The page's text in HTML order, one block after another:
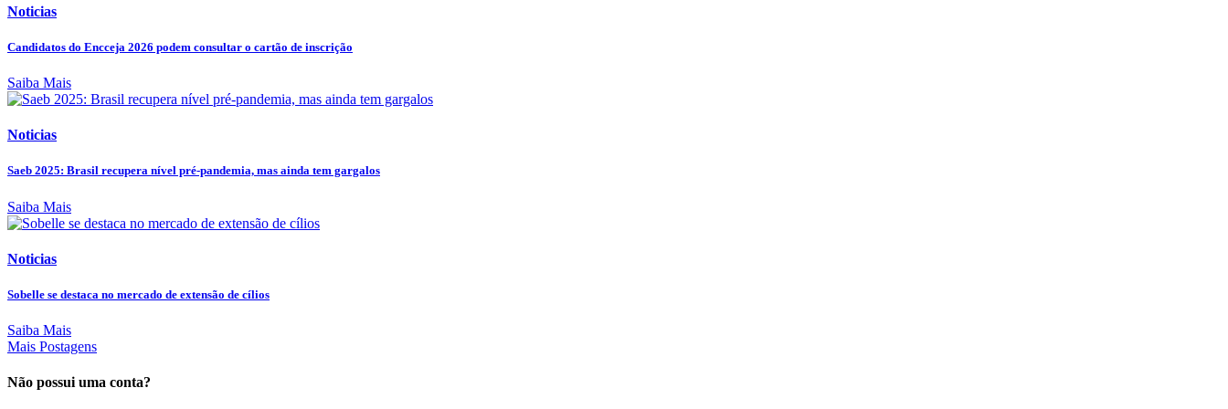
Noticias
Candidatos do Encceja 2026 podem consultar o cartão de inscrição
Saiba Mais
Noticias
Saeb 2025: Brasil recupera nível pré-pandemia, mas ainda tem gargalos
Saiba Mais
Noticias
Sobelle se destaca no mercado de extensão de cílios
Saiba Mais
Mais Postagens
Não possui uma conta?